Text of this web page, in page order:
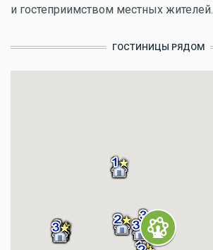
и гостеприимством местных жителей.
ГОСТИНИЦЫ РЯДОМ